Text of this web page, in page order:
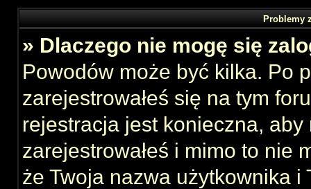
Problemy
» Dlaczego nie mogę się
Powodów może być kilka. Po
zarejestrowałeś się na tym
rejestracja jest konieczna,
zarejestrowałeś i mimo to nie
że Twoja nazwa użytkownika i